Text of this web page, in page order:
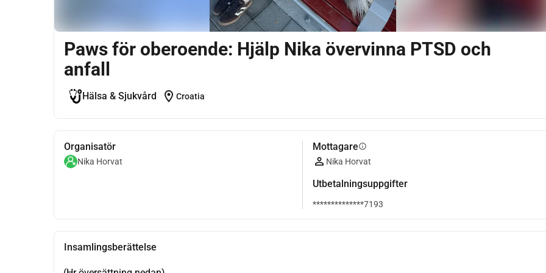
Paws för oberoende: Hjälp Nika övervinna PTSD och
anfall
Hälsa & Sjukvård location_on Croatia
Organisatör
Nika Horvat
Mottagareinfo
Nika Horvat
Utbetalningsuppgifter
**************7193
Insamlingsberättelse